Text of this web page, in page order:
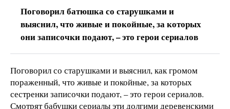
Поговорил батюшка со старушками и
выяснил, что живые и покойные, за которых
они записочки подают, – это герои сериалов
Поговорил со старушками и выяснил, как громом
пораженный, что живые и покойные, за которых
сестренки записочки подают, – это герои сериалов.
Смотрят бабушки сериалы эти долгими деревенскими